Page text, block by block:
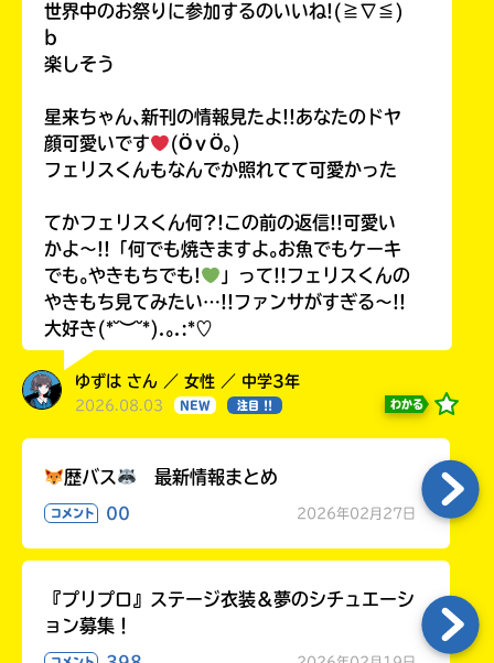
世界中のお祭りに参加するのいいね!(≧∇≦)
b
楽しそう
星来ちゃん､新刊の情報見たよ!!あなたのドヤ
顔可愛いです
(ӦｖӦ｡)
フェリスくんもなんでか照れてて可愛かった
てかフェリスくん何?!この前の返信!!可愛い
かよ〜!!「何でも焼きますよ｡お魚でもケーキ
でも｡やきもちでも!
」って!!フェリスくんの
やきもち見てみたい…!!ファンサがすぎる〜!!
大好き(*˘︶˘*).｡.:*♡
ゆずは さん ／ 女性 ／ 中学3年
2026.08.03 NEW 注目 !! わかる
歴バス 最新情報まとめ
コメント 00 2026年02月27日
『プリプロ』ステージ衣装＆夢のシチュエーシ
ョン募集！